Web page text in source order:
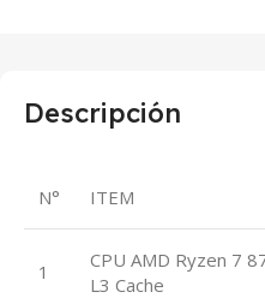
Descripción
N° ITEM
1
CPU AMD Ryzen 7
L3 Cache